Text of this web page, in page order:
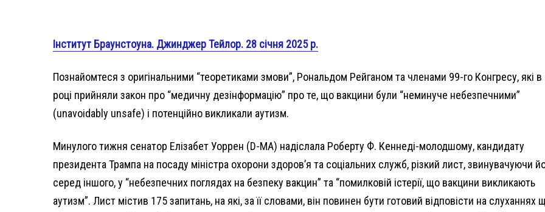
Інститут Браунстоуна. Джинджер Тейлор. 28 січня 2025 р.
Познайомтеся з оригінальними “теоретиками змови”, Рональдом Рейганом та членами 99-го Конгресу, які
році прийняли закон про “медичну дезінформацію” про те, що вакцини були “неминуче небезпечними”
(unavoidably unsafe) і потенційно викликали аутизм.
Минулого тижня сенатор Елізабет Уоррен (D-MA) надіслала Роберту Ф. Кеннеді-молодшому, кандидату
президента Трампа на посаду міністра охорони здоров’я та соціальних служб, різкий лист, звинувачуючи
серед іншого, у “небезпечних поглядах на безпеку вакцин” та “помилковій істерії, що вакцини викликають
аутизм”. Лист містив 175 запитань, на які, за її словами, він повинен бути готовий відповісти на слуханнях